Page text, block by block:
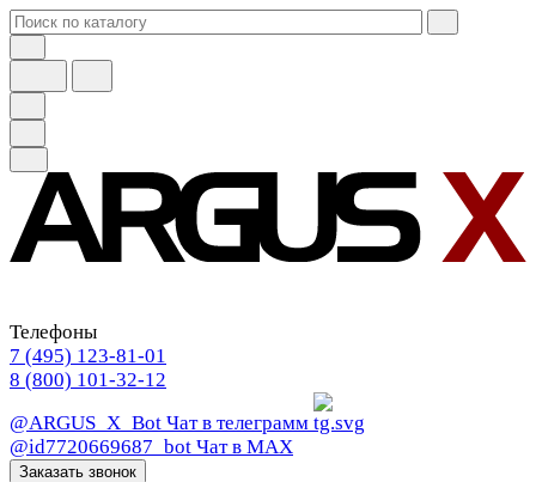
Телефоны
7 (495) 123-81-01
8 (800) 101-32-12
@ARGUS_X_Bot Чат в телеграмм
@id7720669687_bot Чат в МАХ
Заказать звонок